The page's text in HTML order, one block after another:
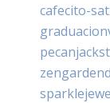
cafecito-